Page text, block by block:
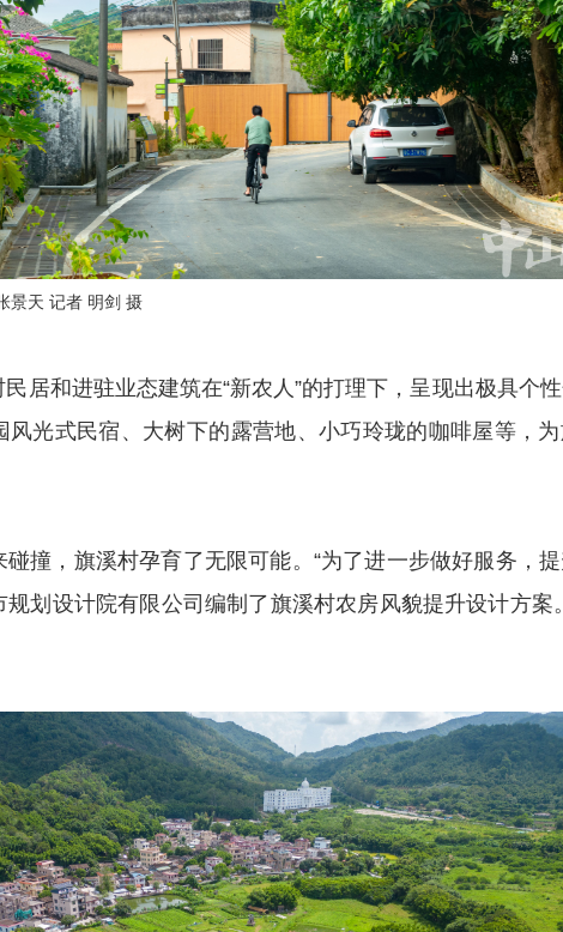
景天 记者 明剑 摄
居和进驻业态建筑在“新农人”的打理下，呈现出极具个性
风光式民宿、大树下的露营地、小巧玲珑的咖啡屋等，
撞，旗溪村孕育了无限可能。“为了进一步做好服务，
划设计院有限公司编制了旗溪村农房风貌提升设计方案